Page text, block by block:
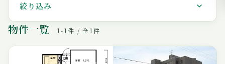
絞り込み
物件一覧 1-1件 / 全1件